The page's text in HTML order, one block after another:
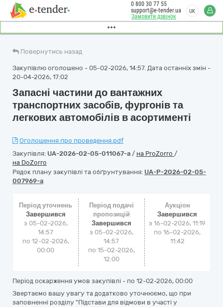
Замовити дзвінок
0 800 30 77 55
support@e-tender.ua
UK
Повернутись назад
Закупівлю оголошено - 05-02-2026, 14:57. Дата останніх змін -
20-04-2026, 17:02
Запасні частини до вантажних
транспортних засобів, фургонів та
легкових автомобілів в асортименті
Оголошення про проведення.pdf
Закупівля: UA-2026-02-05-011067-a / на ProZorro /
на DoZorro
Рядок плану закупівлі та обґрунтування: UA-P-2026-02-05-
007969-a
Період уточнень
Завершився
з 05-02-2026,
14:57
по 12-02-2026,
00:00
Період подачі
пропозицій
Завершився
з 05-02-2026,
14:57
по 15-02-2026,
12:00
Аукціон
Завершився
з16-02-2026, 11:19
по16-02-2026,
11:42
Період оскарження умов закупівлі - по 12-02-2026, 00:00
Звертаємо вашу увагу та додатково уточнюємо, що при
заповненні розділу "Підстави для відмови в участі у